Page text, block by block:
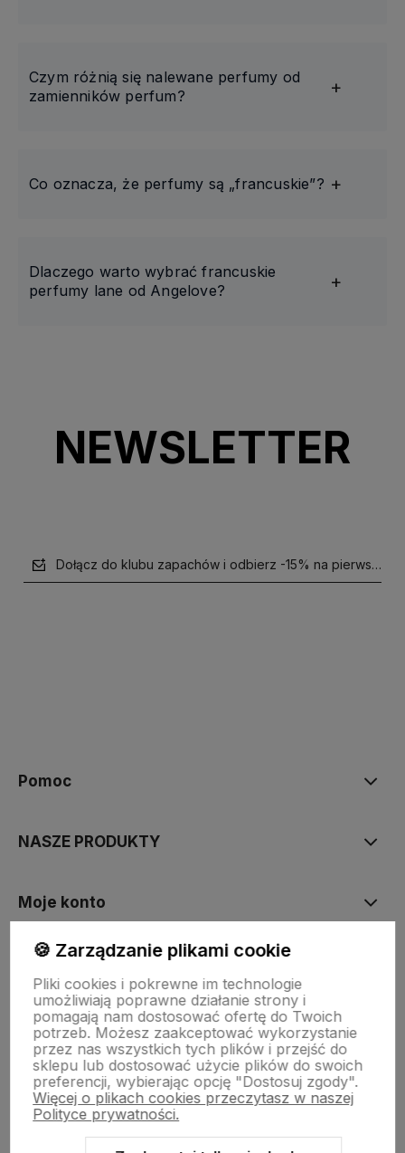
Czym różnią się nalewane perfumy od
zamienników perfum?
Co oznacza, że perfumy są „francuskie”?
Dlaczego warto wybrać francuskie
perfumy lane od Angelove?
NEWSLETTER
Dołącz do klubu zapachów i odbierz -15% na pierwsze
Pomoc
NASZE PRODUKTY
Moje konto
Płatności i dostawa
Informacje
O nas
🍪 Zarządzanie plikami cookie
Pliki cookies i pokrewne im technologie
umożliwiają poprawne działanie strony i
pomagają nam dostosować ofertę do Twoich
potrzeb. Możesz zaakceptować wykorzystanie
przez nas wszystkich tych plików i przejść do
sklepu lub dostosować użycie plików do swoich
preferencji, wybierając opcję "Dostosuj zgody".
Więcej o plikach cookies przeczytasz w naszej
Polityce prywatności.